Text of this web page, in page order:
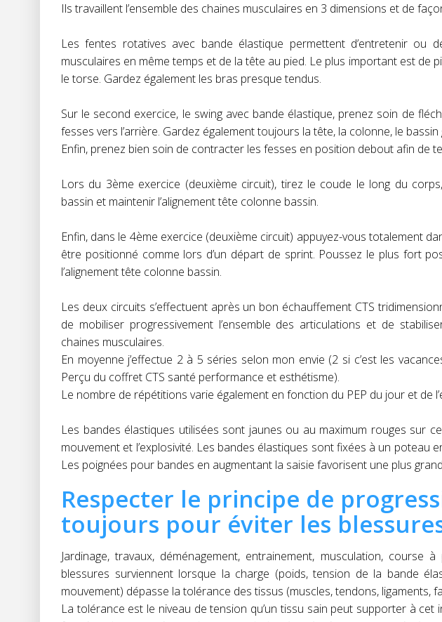
Ils travaillent l’ensemble des chaines musculaires en 3 dimensions et de
Les fentes rotatives avec bande élastique permettent d’entretenir ou
musculaires en même temps et de la tête au pied. Le plus important est de
le torse. Gardez également les bras presque tendus.
Sur le second exercice, le swing avec bande élastique, prenez soin de
fesses vers l’arrière. Gardez également toujours la tête, la colonne, le
Enfin, prenez bien soin de contracter les fesses en position debout afin de
Lors du 3ème exercice (deuxième circuit), tirez le coude le long du
bassin et maintenir l’alignement tête colonne bassin.
Enfin, dans le 4ème exercice (deuxième circuit) appuyez-vous totalement
être positionné comme lors d’un départ de sprint. Poussez le plus fort
l’alignement tête colonne bassin.
Les deux circuits s’effectuent après un bon échauffement CTS
de mobiliser progressivement l’ensemble des articulations et de
chaines musculaires.
En moyenne j’effectue 2 à 5 séries selon mon envie (2 si c’est les
Perçu du coffret CTS santé performance et esthétisme).
Le nombre de répétitions varie également en fonction du PEP du jour et de
Les bandes élastiques utilisées sont jaunes ou au maximum rouges sur
mouvement et l’explosivité. Les bandes élastiques sont fixées à un poteau
Les poignées pour bandes en augmentant la saisie favorisent une plus
Respecter le principe de
toujours pour éviter les
Jardinage, travaux, déménagement, entrainement, musculation,
blessures surviennent lorsque la charge (poids, tension de la bande
mouvement) dépasse la tolérance des tissus (muscles, tendons, ligaments,
La tolérance est le niveau de tension qu’un tissu sain peut supporter à